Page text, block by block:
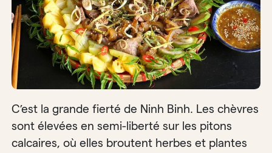
C’est la grande fierté de Ninh Binh. Les chèvres
sont élevées en semi-liberté sur les pitons
calcaires, où elles broutent herbes et plantes